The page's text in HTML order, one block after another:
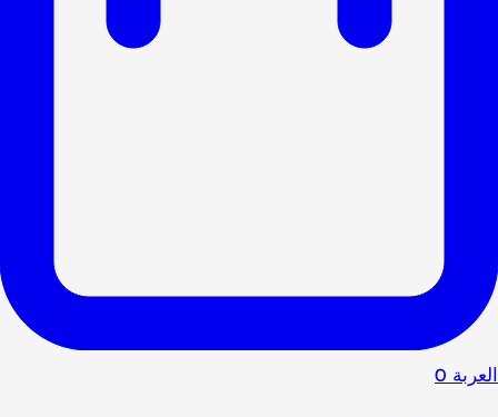
العربة 0